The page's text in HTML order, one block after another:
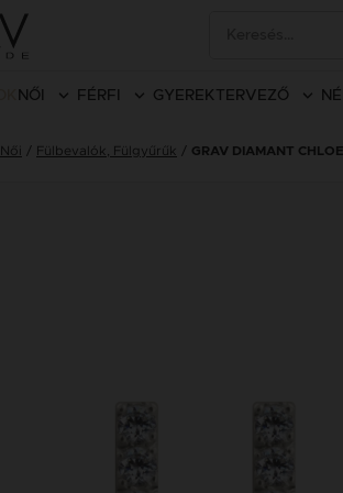
NŐI FÉRFI GYEREK TERVEZŐ
Női Fülbevalók, Fülgyűrűk GRAV DIAMANT